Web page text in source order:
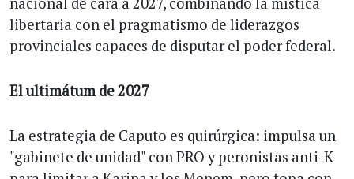
libertaria con el pragmatismo de liderazgos
provinciales capaces de disputar el poder federal.
El ultimátum de 2027
La estrategia de Caputo es quirúrgica: impulsa un
"gabinete de unidad" con PRO y peronistas anti-K